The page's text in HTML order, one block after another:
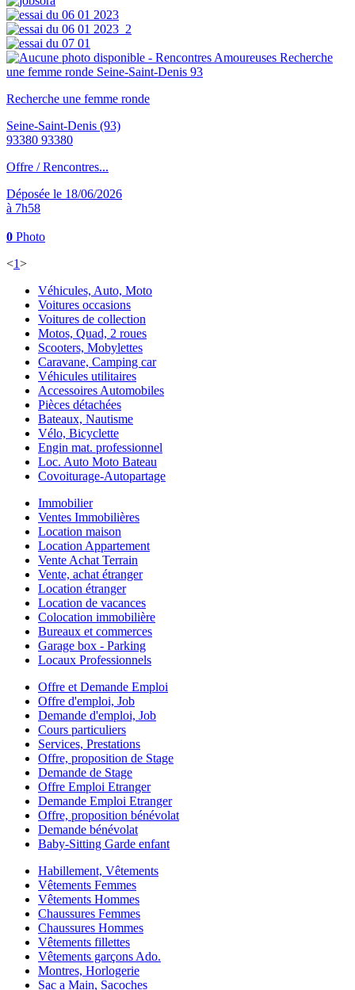
Recherche une femme ronde
Seine-Saint-Denis (93)
93380 93380
Offre / Rencontres...
Déposée le 18/06/2026
à 7h58
0 Photo
<1>
Véhicules, Auto, Moto
Voitures occasions
Voitures de collection
Motos, Quad, 2 roues
Scooters, Mobylettes
Caravane, Camping car
Véhicules utilitaires
Accessoires Automobiles
Pièces détachées
Bateaux, Nautisme
Vélo, Bicyclette
Engin mat. professionnel
Loc. Auto Moto Bateau
Covoiturage-Autopartage
Immobilier
Ventes Immobilières
Location maison
Location Appartement
Vente Achat Terrain
Vente, achat étranger
Location étranger
Location de vacances
Colocation immobilière
Bureaux et commerces
Garage box - Parking
Locaux Professionnels
Offre et Demande Emploi
Offre d'emploi, Job
Demande d'emploi, Job
Cours particuliers
Services, Prestations
Offre, proposition de Stage
Demande de Stage
Offre Emploi Etranger
Demande Emploi Etranger
Offre, proposition bénévolat
Demande bénévolat
Baby-Sitting Garde enfant
Habillement, Vêtements
Vêtements Femmes
Vêtements Hommes
Chaussures Femmes
Chaussures Hommes
Vêtements fillettes
Vêtements garçons Ado.
Montres, Horlogerie
Sac a Main, Sacoches